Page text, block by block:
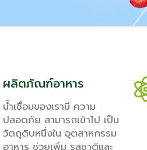
ผลิตภัณฑ์อาหาร
น้ำเชื่อมของเรามี ความ
ปลอดภัย สามารถเข้าไป เป็น
วัตถุดิบหนึ่งใน อุตสาหกรรม
อาหาร ช่วยเพิ่ม รสชาติและ